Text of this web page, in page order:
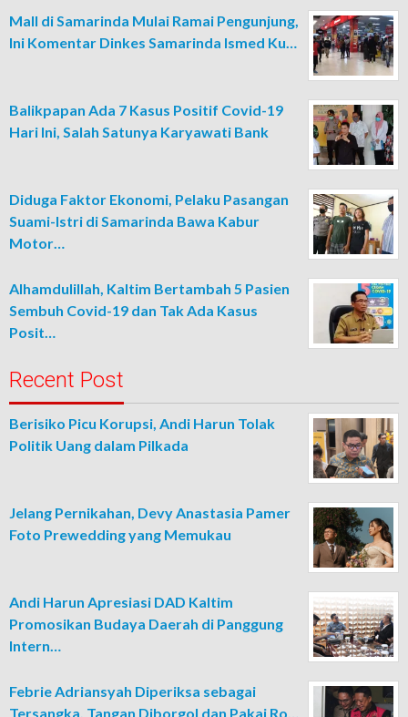
Mall di Samarinda Mulai Ramai Pengunjung,
Ini Komentar Dinkes Samarinda Ismed Ku…
Balikpapan Ada 7 Kasus Positif Covid-19
Hari Ini, Salah Satunya Karyawati Bank
Diduga Faktor Ekonomi, Pelaku Pasangan
Suami-Istri di Samarinda Bawa Kabur
Motor…
Alhamdulillah, Kaltim Bertambah 5 Pasien
Sembuh Covid-19 dan Tak Ada Kasus
Posit…
Recent Post
Berisiko Picu Korupsi, Andi Harun Tolak
Politik Uang dalam Pilkada
Jelang Pernikahan, Devy Anastasia Pamer
Foto Prewedding yang Memukau
Andi Harun Apresiasi DAD Kaltim
Promosikan Budaya Daerah di Panggung
Intern…
Febrie Adriansyah Diperiksa sebagai
Tersangka, Tangan Diborgol dan Pakai Ro…